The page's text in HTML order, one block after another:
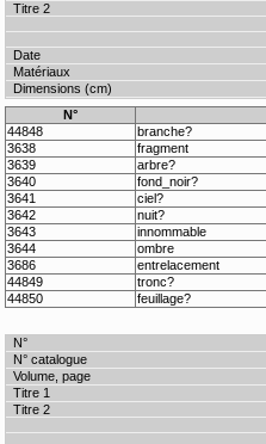
N°
44848
branche?
3638
fragment
3639
arbre?
3640
fond_noir?
3641
ciel?
3642
nuit?
3643
innommable
3644
ombre
3686
entrelacement
44849
tronc?
44850
feuillage?